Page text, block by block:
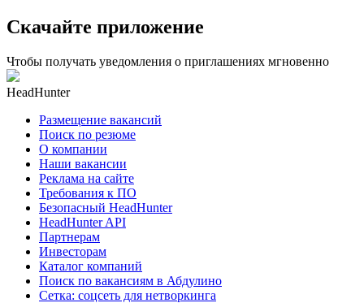
Скачайте приложение
Чтобы получать уведомления о приглашениях мгновенно
HeadHunter
Размещение вакансий
Поиск по резюме
О компании
Наши вакансии
Реклама на сайте
Требования к ПО
Безопасный HeadHunter
HeadHunter API
Партнерам
Инвесторам
Каталог компаний
Поиск по вакансиям в Абдулино
Сетка: соцсеть для нетворкинга